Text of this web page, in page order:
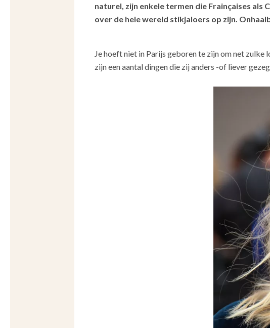
naturel, zijn enkele termen die Frainçaises als
over de hele wereld stikjaloers op zijn.
Je hoeft niet in Parijs geboren te zijn om net
zijn een aantal dingen die zij anders -of liever